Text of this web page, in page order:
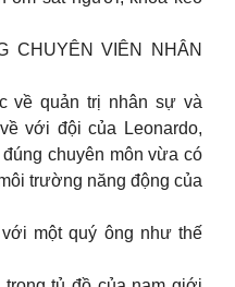
CHUYÊN VIÊN NHÂN
về quản trị nhân sự và
với đội của Leonardo,
chuyên môn vừa có
trường năng động của
một quý ông như thế